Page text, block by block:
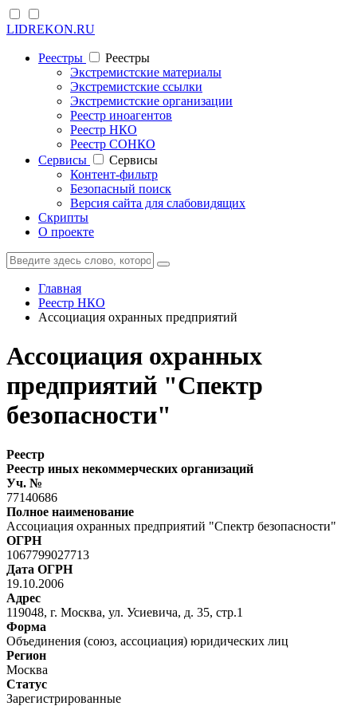
LIDREKON.RU
Реестры
Реестры
Экстремистские материалы
Экстремистские ссылки
Экстремистские организации
Реестр иноагентов
Реестр НКО
Реестр СОНКО
Cервисы
Cервисы
Контент-фильтр
Безопасный поиск
Версия сайта для слабовидящих
Скрипты
О проекте
Главная
Реестр НКО
Ассоциация охранных предприятий
Ассоциация охранных
предприятий "Спектр
безопасности"
Реестр
Реестр иных некоммерческих организаций
Уч. №
77140686
Полное наименование
Ассоциация охранных предприятий "Спектр безопасности"
ОГРН
1067799027713
Дата ОГРН
19.10.2006
Адрес
119048, г. Москва, ул. Усиевича, д. 35, стр.1
Форма
Объединения (союз, ассоциация) юридических лиц
Регион
Москва
Статус
Зарегистрированные